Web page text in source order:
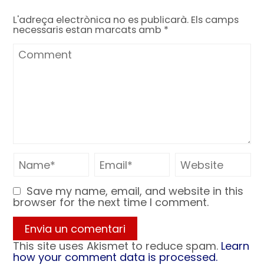
L'adreça electrònica no es publicarà. Els camps
necessaris estan marcats amb *
Save my name, email, and website in this
browser for the next time I comment.
This site uses Akismet to reduce spam. Learn
how your comment data is processed.